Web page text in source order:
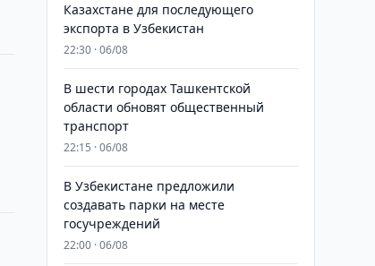
Казахстане для последующего
экспорта в Узбекистан
22:30 · 06/08
В шести городах Ташкентской
области обновят общественный
транспорт
22:15 · 06/08
В Узбекистане предложили
создавать парки на месте
госучреждений
22:00 · 06/08